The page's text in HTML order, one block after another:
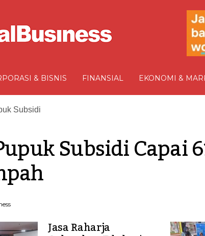
& BISNIS FINANSIAL EKONOMI &
Subsidi Capai
Jasa Raharja